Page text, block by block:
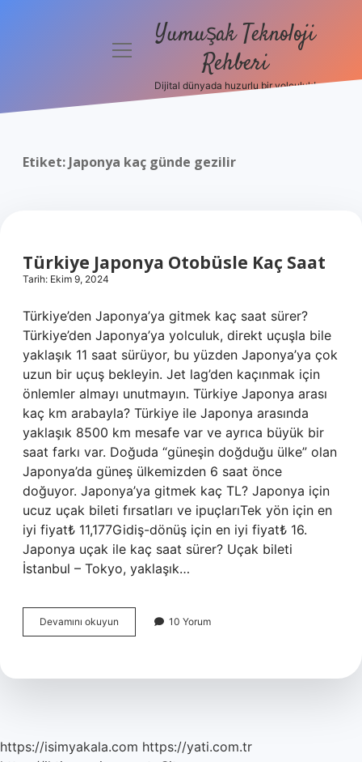
Politikası
menüyüYumuşak Teknoloji
Rehberi
Dijital dünyada huzurlu bir yolculuk!
Etiket: Japonya kaç günde gezilir
Türkiye Japonya Otobüsle Kaç Saat
Tarih: Ekim 9, 2024
Türkiye’den Japonya’ya gitmek kaç saat sürer?
Türkiye’den Japonya’ya yolculuk, direkt uçuşla bile
yaklaşık 11 saat sürüyor, bu yüzden Japonya’ya çok
uzun bir uçuş bekleyin. Jet lag’den kaçınmak için
önlemler almayı unutmayın. Türkiye Japonya arası
kaç km arabayla? Türkiye ile Japonya arasında
yaklaşık 8500 km mesafe var ve ayrıca büyük bir
saat farkı var. Doğuda “güneşin doğduğu ülke” olan
Japonya’da güneş ülkemizden 6 saat önce
doğuyor. Japonya’ya gitmek kaç TL? Japonya için
ucuz uçak bileti fırsatları ve ipuçlarıTek yön için en
iyi fiyat₺ 11,177Gidiş-dönüş için en iyi fiyat₺ 16.
Japonya uçak ile kaç saat sürer? Uçak bileti
İstanbul – Tokyo, yaklaşık…
Devamını okuyun
Japonya
Saat
10 Yorum
https://isimyakala.com https://yati.com.tr